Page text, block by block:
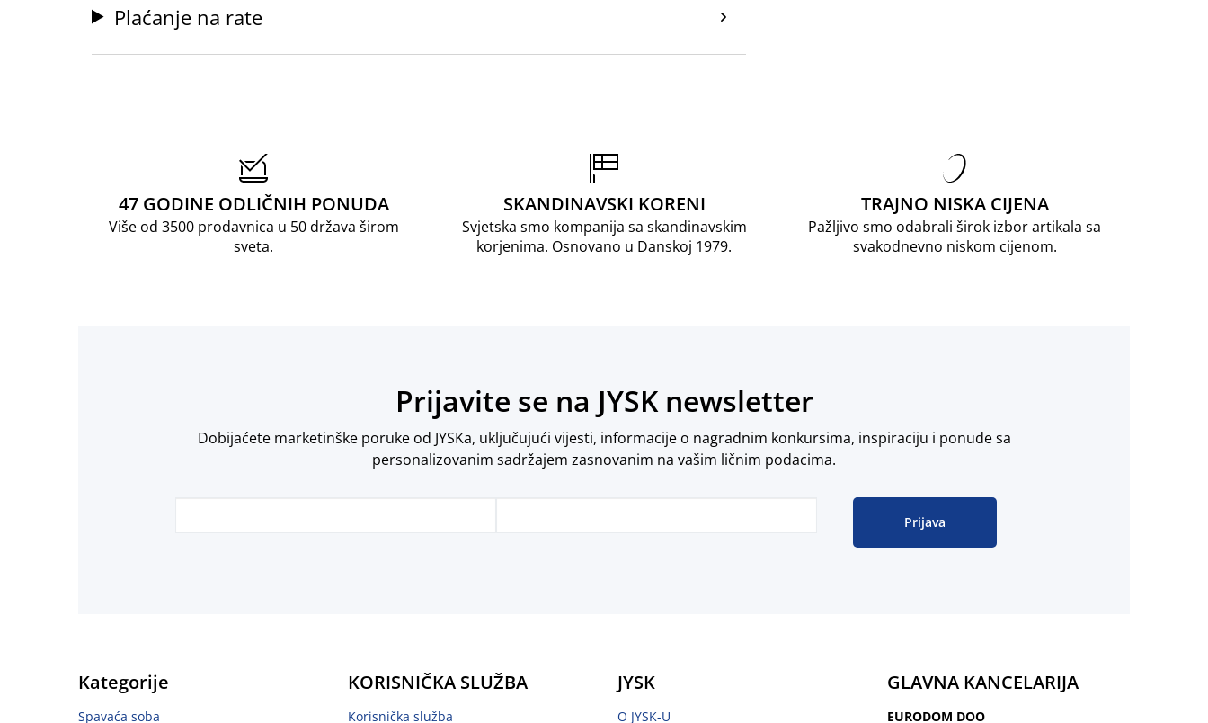
Plaćanje na rate
47 GODINE ODLIČNIH PONUDA
Više od 3500 prodavnica u 50 država širom
sveta.
SKANDINAVSKI KORENI
Svjetska smo kompanija sa skandinavskim
korjenima. Osnovano u Danskoj 1979.
TRAJNO NISKA CIJENA
Pažljivo smo odabrali širok izbor artikala sa
svakodnevno niskom cijenom.
Prijavite se na JYSK newsletter
Dobijaćete marketinške poruke od JYSKa, uključujući vijesti, informacije o nagradnim konkursima, inspiraciju i ponude sa
personalizovanim sadržajem zasnovanim na vašim ličnim podacima.
Prijava
Kategorije
Spavaća soba
KORISNIČKA SLUŽBA
Korisnička služba
JYSK
O JYSK-U
GLAVNA KANCELARIJA
EURODOM DOO